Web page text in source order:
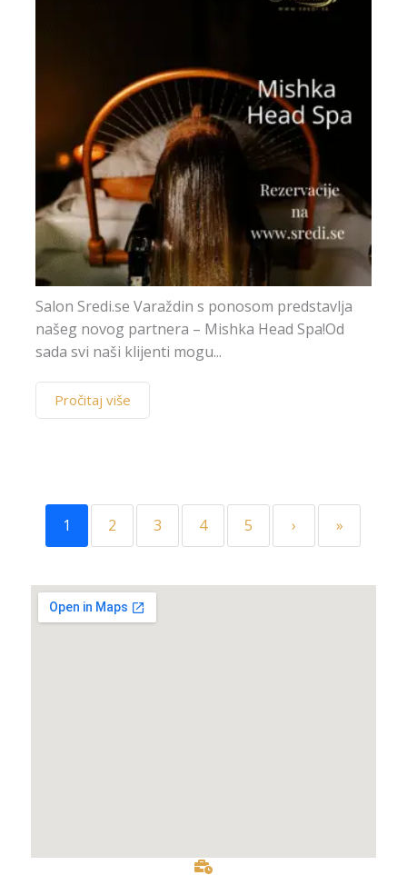
Salon Sredi.se Varaždin s ponosom predstavlja
našeg novog partnera – Mishka Head Spa!Od
sada svi naši klijenti mogu...
Pročitaj više
1 2 3 4 5 › »